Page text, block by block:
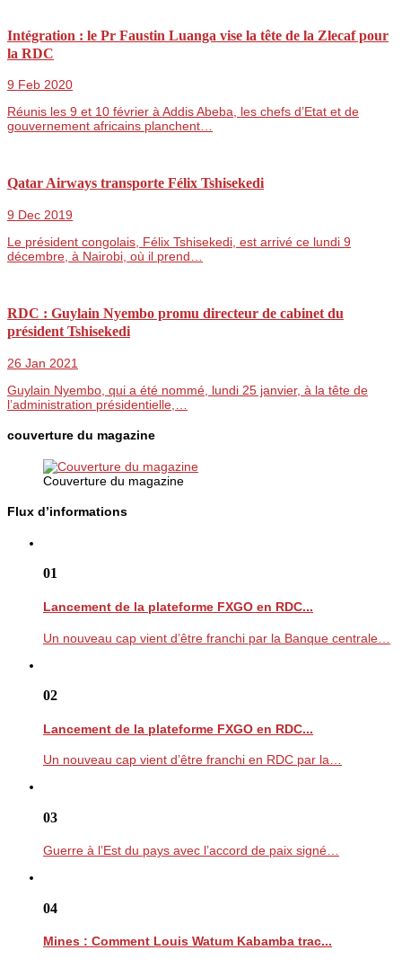
Intégration : le Pr Faustin Luanga vise la tête de la Zlecaf pour
la RDC
9 Feb 2020
Réunis les 9 et 10 février à Addis Abeba, les chefs d’Etat et de
gouvernement africains planchent…
Qatar Airways transporte Félix Tshisekedi
9 Dec 2019
Le président congolais, Félix Tshisekedi, est arrivé ce lundi 9
décembre, à Nairobi, où il prend…
RDC : Guylain Nyembo promu directeur de cabinet du
président Tshisekedi
26 Jan 2021
Guylain Nyembo, qui a été nommé, lundi 25 janvier, à la tête de
l’administration présidentielle,…
couverture du magazine
Couverture du magazine
Flux d’informations
01
Lancement de la plateforme FXGO en RDC...
Un nouveau cap vient d’être franchi par la Banque centrale…
02
Lancement de la plateforme FXGO en RDC...
Un nouveau cap vient d’être franchi en RDC par la…
03
Guerre à l’Est du pays avec l’accord de paix signé…
04
Mines : Comment Louis Watum Kabamba trac...